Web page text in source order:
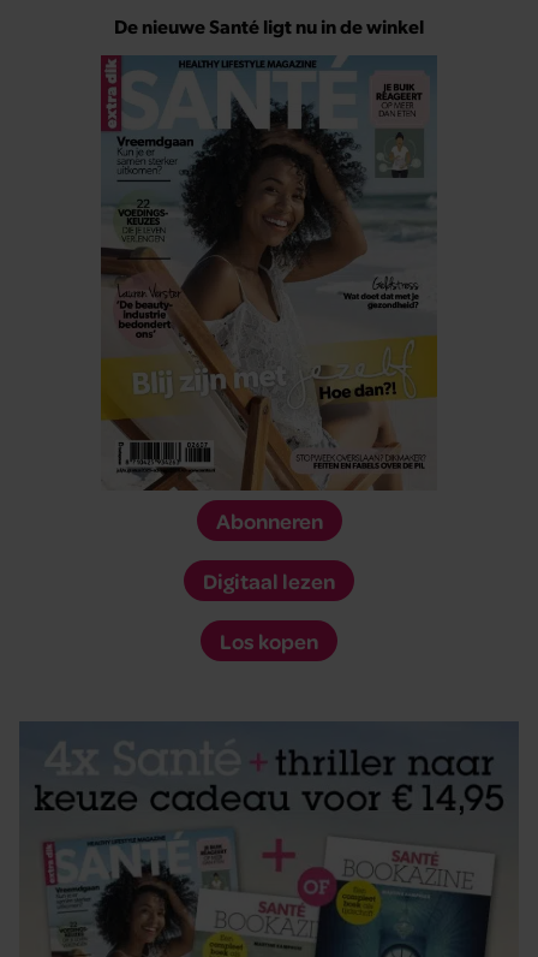
De nieuwe Santé ligt nu in de winkel
Abonneren
Digitaal lezen
Los kopen